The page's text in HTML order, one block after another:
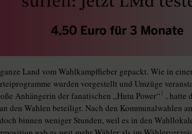
Land vom Wahlkampffieber gepackt. Wie in
wurden vorgestellt und Umzüge
Anhängerin der fanatischen „Hutu Power“ 1 , hatte
den Wahlen beteiligt. Nach den Kommunalwahlen
binnen weniger Stunden, weil es in den